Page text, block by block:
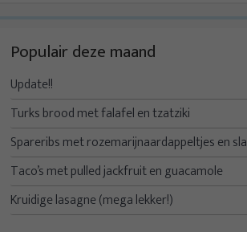
Populair deze maand
Update!!
Turks brood met falafel en tzatziki
Spareribs met rozemarijnaardappeltjes en sla
Taco’s met pulled jackfruit en guacamole
Kruidige lasagne (mega lekker!)